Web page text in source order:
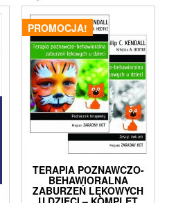
PROMOCJA!
TERAPIA POZNAWCZO-
BEHAWIORALNA
ZABURZEŃ LĘKOWYCH